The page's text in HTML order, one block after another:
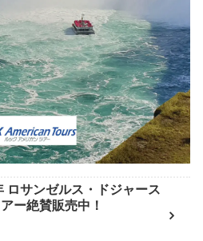
ロサンゼルス・ドジャース
ー絶賛販売中！